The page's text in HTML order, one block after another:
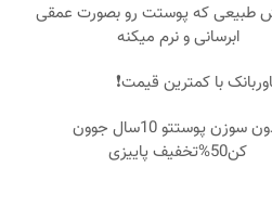
طبیعی که پوستت رو بصورت عمقی
ابرسانی و نرم میکنه
با کمترین قیمت❗
بدون سوزن پوستتو 10سال جوون
کن50%تخفیف پاییزی